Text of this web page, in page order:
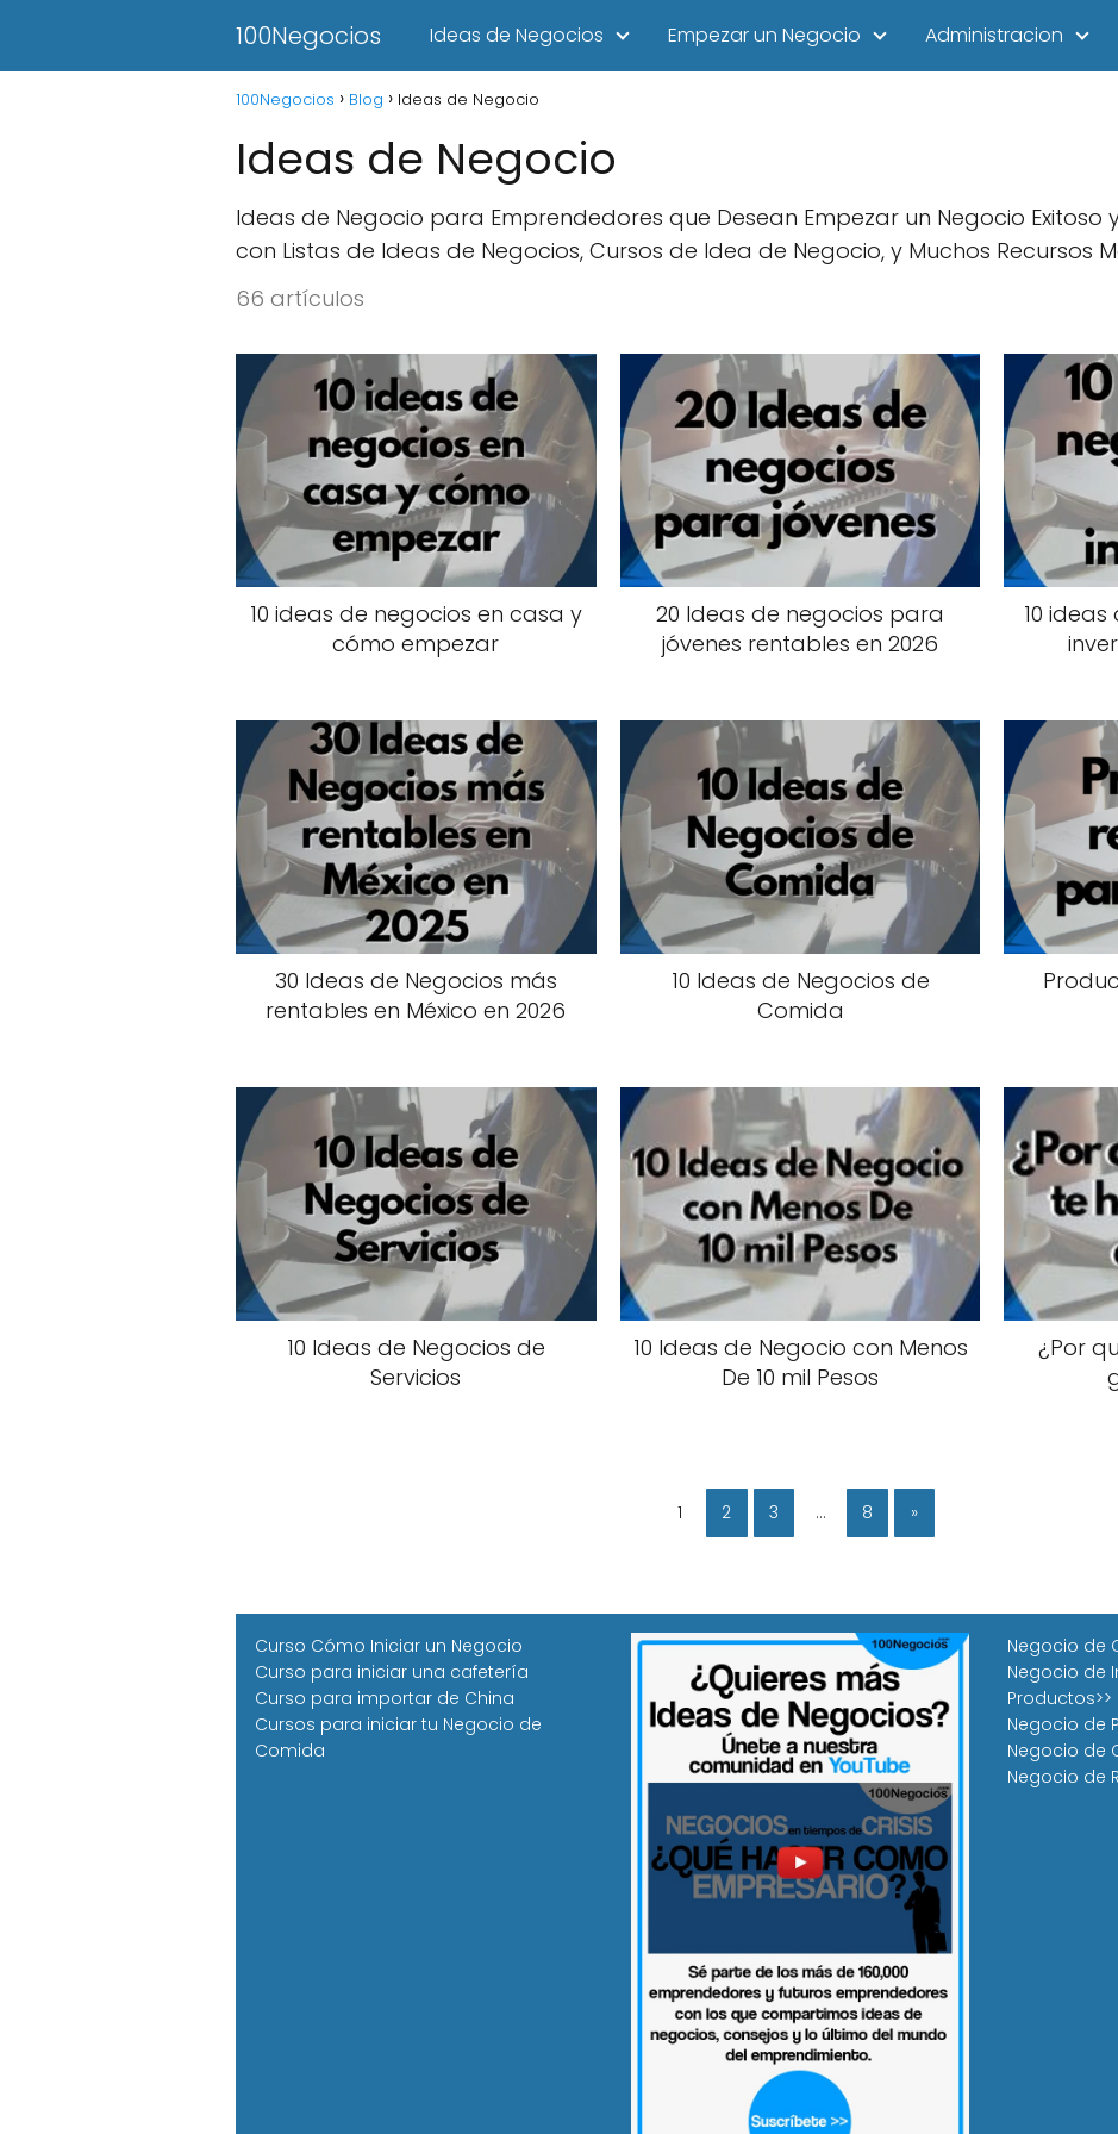
100Negocios Ideas de Negocios Empezar un Negocio Administracion
100Negocios Blog Ideas de Negocio
Ideas de Negocio
Ideas de Negocio para Emprendedores que Desean Empezar un Negocio Exitoso
con Listas de Ideas de Negocios, Cursos de Idea de Negocio, y Muchos Recursos
66 artículos
10 ideas de negocios en casa y
cómo empezar
20 Ideas de negocios para
jóvenes rentables en 2026
10
30 Ideas de Negocios más
rentables en México en 2026
10 Ideas de Negocios de
Comida
10 Ideas de Negocios de
Servicios
10 Ideas de Negocio con Menos
De 10 mil Pesos
¿Por
1 2 3 … 8 »
Curso Cómo Iniciar un Negocio
Curso para iniciar una cafetería
Curso para importar de China
Cursos para iniciar tu Negocio de
Comida
Negocio de
Negocio de
Productos>>
Negocio de
Negocio de
Negocio de